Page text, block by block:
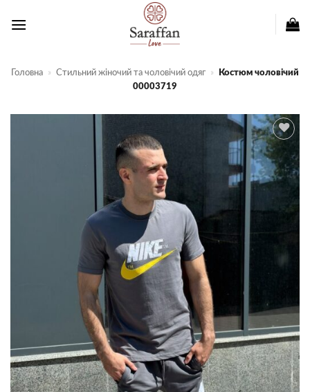
Головна » Стильний жіночий та чоловічий одяг »
Костюм чоловічий
00003719